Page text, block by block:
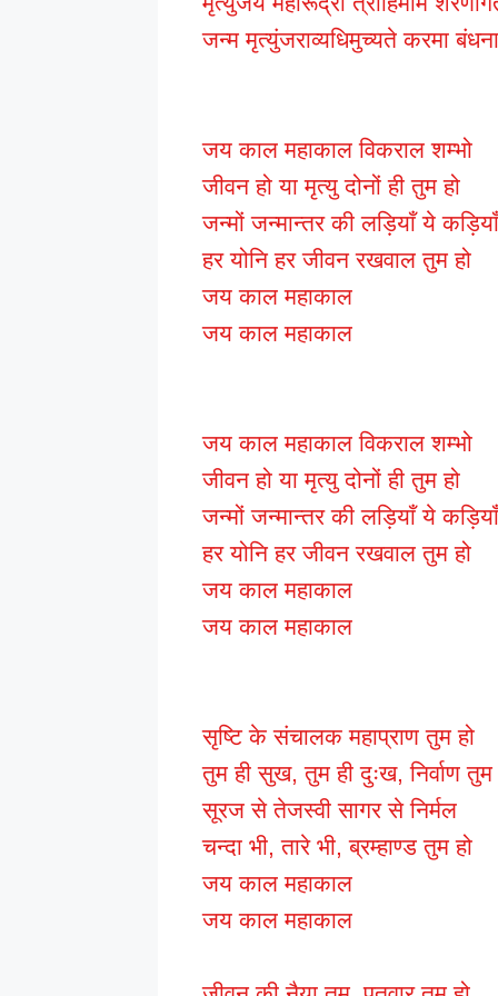
जन्म मृत्युंजराव्यधिमुच्यते करमा
जय काल महाकाल विकराल शम्भो
जीवन हो या मृत्यु दोनों ही तुम हो
जन्मों जन्मान्तर की लड़ियाँ ये कड़ियाँ
हर योनि हर जीवन रखवाल तुम हो
जय काल महाकाल
जय काल महाकाल
जय काल महाकाल विकराल शम्भो
जीवन हो या मृत्यु दोनों ही तुम हो
जन्मों जन्मान्तर की लड़ियाँ ये कड़ियाँ
हर योनि हर जीवन रखवाल तुम हो
जय काल महाकाल
जय काल महाकाल
सृष्टि के संचालक महाप्राण तुम हो
तुम ही सुख, तुम ही दुःख, निर्वाण तुम
सूरज से तेजस्वी सागर से निर्मल
चन्दा भी, तारे भी, ब्रम्हाण्ड तुम हो
जय काल महाकाल
जय काल महाकाल